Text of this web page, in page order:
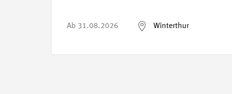
Ab 31.08.2026 Winterthur